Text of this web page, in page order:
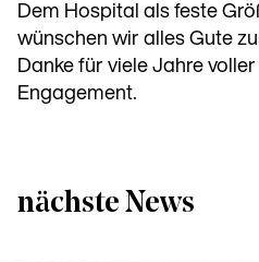
Dem Hospital als feste
wünschen wir alles Gute
Danke für viele Jahre
Engagement.
nächste News